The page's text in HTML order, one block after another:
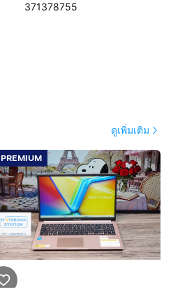
371378755
ดูเพิ่มเติม
PREMIUM